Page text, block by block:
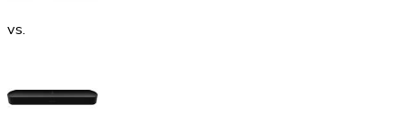
vs.